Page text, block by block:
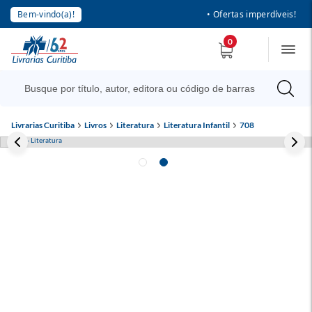
Bem-vindo(a)! • Ofertas imperdíveis!
0
Livrarias Curitiba Livros Literatura Literatura Infantil 708